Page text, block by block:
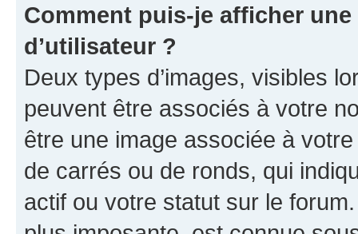
Comment puis-je afficher
d’utilisateur ?
Deux types d’images, visibles
peuvent être associés à votre
être une image associée à
de carrés ou de ronds, qui
actif ou votre statut sur le